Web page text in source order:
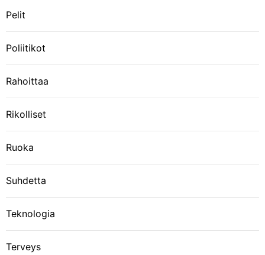
Pelit
Poliitikot
Rahoittaa
Rikolliset
Ruoka
Suhdetta
Teknologia
Terveys